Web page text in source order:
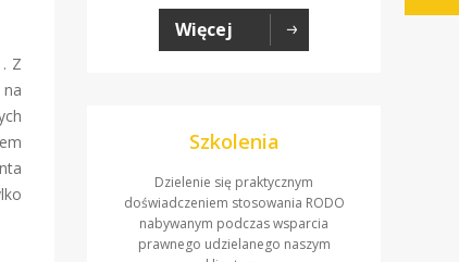
Z
Więcej
Szkolenia
Dzielenie się praktycznym
doświadczeniem stosowania RODO
nabywanym podczas wsparcia
prawnego udzielanego naszym